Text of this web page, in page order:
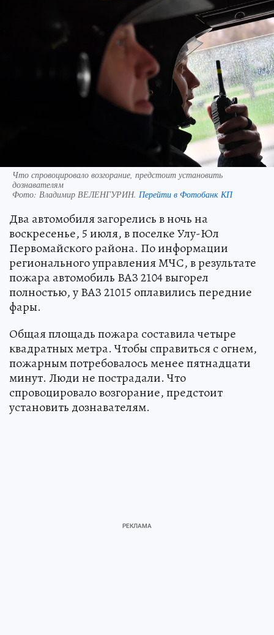
Что спровоцировало возгорание, предстоит установить
дознавателям
Фото: Владимир ВЕЛЕНГУРИН. Перейти в Фотобанк КП
Два автомобиля загорелись в ночь на
воскресенье, 5 июля, в поселке Улу-Юл
Первомайского района. По информации
регионального управления МЧС, в результате
пожара автомобиль ВАЗ 2104 выгорел
полностью, у ВАЗ 21015 оплавились передние
фары.
Общая площадь пожара составила четыре
квадратных метра. Чтобы справиться с огнем,
пожарным потребовалось менее пятнадцати
минут. Люди не пострадали. Что
спровоцировало возгорание, предстоит
установить дознавателям.